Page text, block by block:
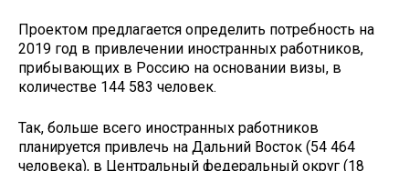
Проектом предлагается определить потребность на
2019 год в привлечении иностранных работников,
прибывающих в Россию на основании визы, в
количестве 144 583 человек.
Так, больше всего иностранных работников
планируется привлечь на Дальний Восток (54 464
человека), в Центральный федеральный округ (18